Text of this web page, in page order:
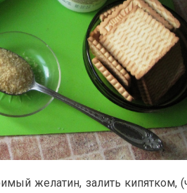
желатин, залить